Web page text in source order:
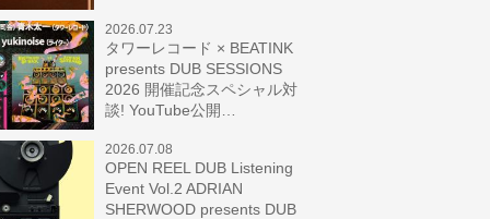
2026.07.23
タワーレコード × BEATINK
presents DUB SESSIONS
2026 開催記念スペシャル対
談! YouTube公開…
2026.07.08
OPEN REEL DUB Listening
Event Vol.2 ADRIAN
SHERWOOD presents DUB